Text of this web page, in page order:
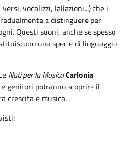
vocalizzi, lallazioni...) che i
a distinguere per
Questi suoni, anche se spesso
una specie di linguaggio
Nati per la MusicaCarlonia
genitori potranno scoprire il
crescita e musica.